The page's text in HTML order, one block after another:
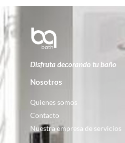
Disfruta decorando tu baño
Nosotros
Quienes somos
Contacto
Nuestra empresa de servicios